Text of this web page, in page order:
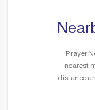
Prayer
nearest
distance